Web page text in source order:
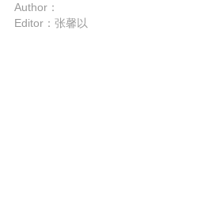
Author：
Editor：张馨以